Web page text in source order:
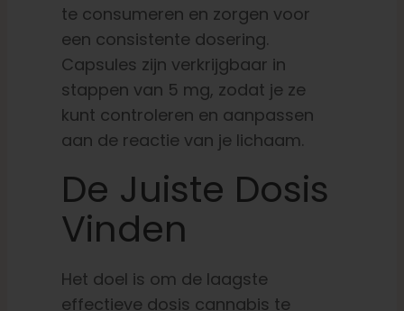
te consumeren en zorgen voor
een consistente dosering.
Capsules zijn verkrijgbaar in
stappen van 5 mg, zodat je ze
kunt controleren en aanpassen
aan de reactie van je lichaam.
De Juiste Dosis
Vinden
Het doel is om de laagste
effectieve dosis cannabis te